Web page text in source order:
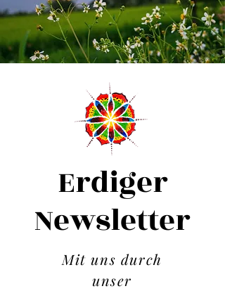
Erdiger
Newsletter
Mit uns durch
unser